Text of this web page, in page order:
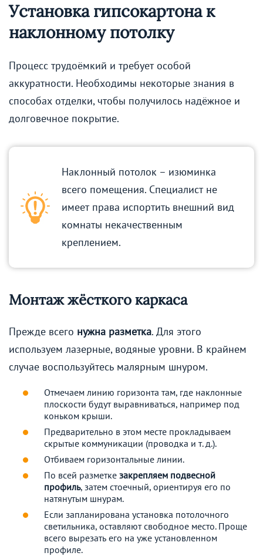
Установка гипсокартона к
наклонному потолку
Процесс трудоёмкий и требует особой
аккуратности. Необходимы некоторые знания в
способах отделки, чтобы получилось надёжное и
долговечное покрытие.
Наклонный потолок – изюминка
всего помещения. Специалист не
имеет права испортить внешний вид
комнаты некачественным
креплением.
Монтаж жёсткого каркаса
Прежде всего нужна разметка. Для этого
используем лазерные, водяные уровни. В крайнем
случае воспользуйтесь малярным шнуром.
Отмечаем линию горизонта там, где наклонные
плоскости будут выравниваться, например под
коньком крыши.
Предварительно в этом месте прокладываем
скрытые коммуникации (проводка и т. д.).
Отбиваем горизонтальные линии.
По всей разметке закрепляем подвесной
профиль, затем стоечный, ориентируя его по
натянутым шнурам.
Если запланирована установка потолочного
светильника, оставляют свободное место. Проще
всего вырезать его на уже установленном
профиле.